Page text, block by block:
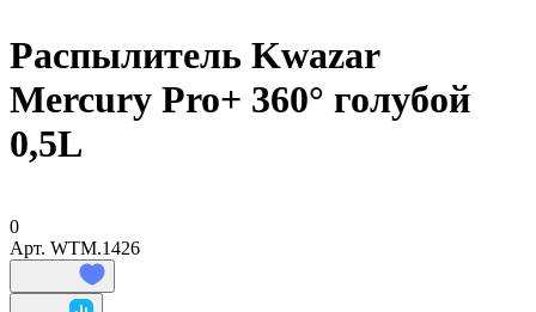
Распылитель Kwazar
Mercury Pro+ 360° голубой
0,5L
0
Арт. WTM.1426